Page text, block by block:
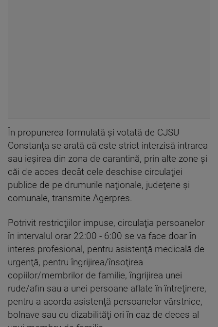
În propunerea formulată şi votată de CJSU
Constanţa se arată că este strict interzisă intrarea
sau ieşirea din zona de carantină, prin alte zone şi
căi de acces decât cele deschise circulaţiei
publice de pe drumurile naţionale, judeţene şi
comunale, transmite Agerpres.
Potrivit restricţiilor impuse, circulaţia persoanelor
în intervalul orar 22:00 - 6:00 se va face doar în
interes profesional, pentru asistenţă medicală de
urgenţă, pentru îngrijirea/însoţirea
copiilor/membrilor de familie, îngrijirea unei
rude/afin sau a unei persoane aflate în întreţinere,
pentru a acorda asistenţă persoanelor vârstnice,
bolnave sau cu dizabilităţi ori în caz de deces al